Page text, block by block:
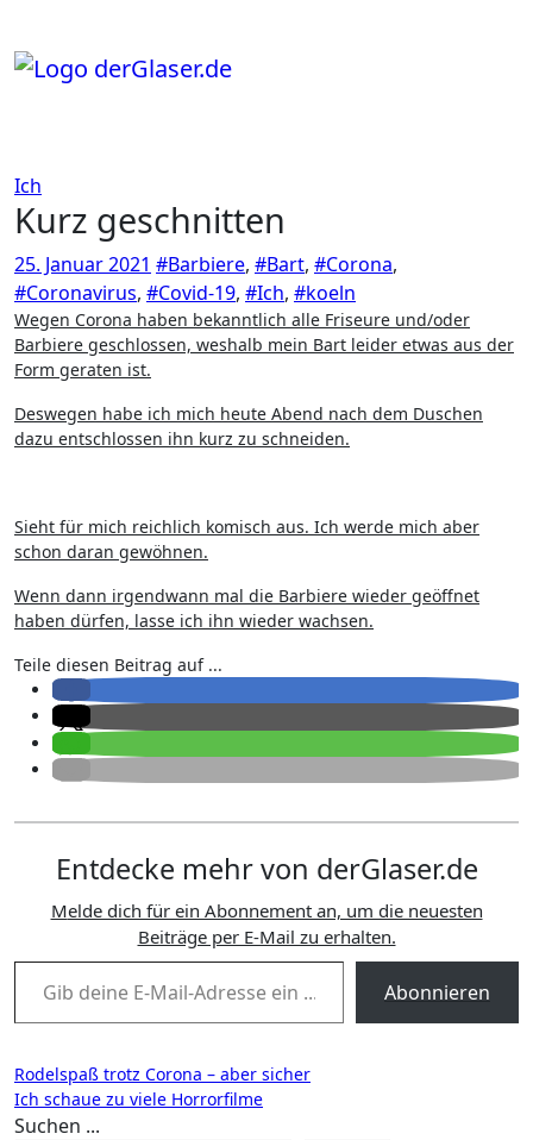
springen
Ich
Kurz geschnitten
25. Januar 2021 #Barbiere, #Bart, #Corona,
#Coronavirus, #Covid-19, #Ich, #koeln
Wegen Corona haben bekanntlich alle Friseure und/oder
Barbiere geschlossen, weshalb mein Bart leider etwas aus der
Form geraten ist.
Deswegen habe ich mich heute Abend nach dem Duschen
dazu entschlossen ihn kurz zu schneiden.
Sieht für mich reichlich komisch aus. Ich werde mich aber
schon daran gewöhnen.
Wenn dann irgendwann mal die Barbiere wieder geöffnet
haben dürfen, lasse ich ihn wieder wachsen.
Teile diesen Beitrag auf ...
Entdecke mehr von derGlaser.de
Melde dich für ein Abonnement an, um die neuesten
Beiträge per E-Mail zu erhalten.
Gib deine E-Mail-Adresse ein ...
Abonnieren
Beitragsnavigation
Rodelspaß trotz Corona – aber sicher
Ich schaue zu viele Horrorfilme
Suchen ...